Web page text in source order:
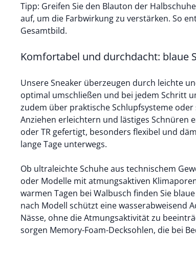
Tipp: Greifen Sie den Blauton der
auf, um die Farbwirkung zu verstärken. So
Gesamtbild.
Komfortabel und durchdacht: blaue
Unsere Sneaker überzeugen durch leichte
optimal umschließen und bei jedem Schritt
zudem über praktische Schlupfsysteme oder
Anziehen erleichtern und lästiges Schnüren
oder TR gefertigt, besonders flexibel und
lange Tage unterwegs.
Ob ultraleichte Schuhe aus technischem
oder Modelle mit atmungsaktiven
warmen Tagen bei Walbusch finden Sie
nach Modell schützt einewasserabweisend
Nässe, ohne die Atmungsaktivität zu
sorgen Memory-Foam-Decksohlen, die bei